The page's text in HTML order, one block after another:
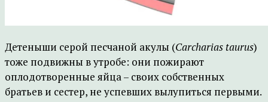
Детеныши серой песчаной акулы (Carcharias taurus)
тоже подвижны в утробе: они пожирают
оплодотворенные яйца – своих собственных
братьев и сестер, не успевших вылупиться первыми.